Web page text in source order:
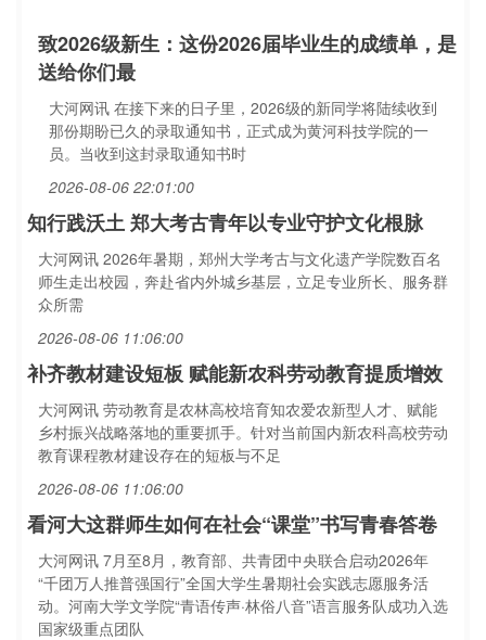
致2026级新生：这份2026届毕业生的成绩单，是
送给你们最
大河网讯 在接下来的日子里，2026级的新同学将陆续收到
那份期盼已久的录取通知书，正式成为黄河科技学院的一
员。当收到这封录取通知书时
2026-08-06 22:01:00
知行践沃土 郑大考古青年以专业守护文化根脉
大河网讯 2026年暑期，郑州大学考古与文化遗产学院数百名
师生走出校园，奔赴省内外城乡基层，立足专业所长、服务群
众所需
2026-08-06 11:06:00
补齐教材建设短板 赋能新农科劳动教育提质增效
大河网讯 劳动教育是农林高校培育知农爱农新型人才、赋能
乡村振兴战略落地的重要抓手。针对当前国内新农科高校劳动
教育课程教材建设存在的短板与不足
2026-08-06 11:06:00
看河大这群师生如何在社会“课堂”书写青春答卷
大河网讯 7月至8月，教育部、共青团中央联合启动2026年
“千团万人推普强国行”全国大学生暑期社会实践志愿服务活
动。河南大学文学院“青语传声·林俗八音”语言服务队成功入选
国家级重点团队